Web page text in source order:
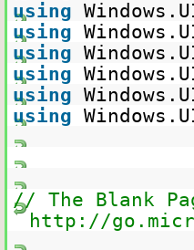
using
using
using
using
using
using
// The Blank
http://